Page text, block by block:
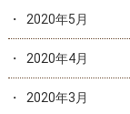
2020年5月
2020年4月
2020年3月